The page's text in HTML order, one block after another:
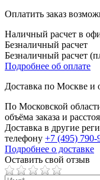
Оплатить заказ
Наличный расчет в
Безналичный расчет
Безналичный расчет
Подробнее об оплате
Доставка по Москве и
По Московской
объёма заказа и
Доставка в другие
телефону +7 (495) 790-
Подробнее о доставке
Оставить свой отзыв